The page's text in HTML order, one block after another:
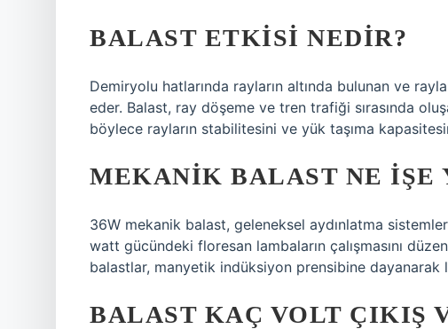
BALAST ETKISI NEDIR?
Demiryolu hatlarında rayların altında bulunan ve
eder. Balast, ray döşeme ve tren trafiği sırasında
böylece rayların stabilitesini ve yük taşıma
MEKANIK BALAST NE IŞE
36W mekanik balast, geleneksel aydınlatma
watt gücündeki floresan lambaların çalışmasını
balastlar, manyetik indüksiyon prensibine dayanarak
BALAST KAÇ VOLT ÇIKIŞ